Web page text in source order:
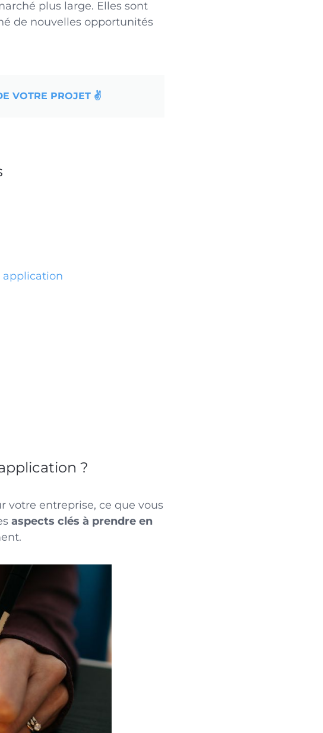
plus large. Elles sont
de nouvelles opportunités
VOTRE PROJET ✌️
application
?
votre entreprise, ce que vous
aspects clés à prendre en